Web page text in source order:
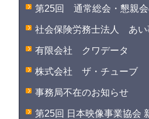
第25回 通常総会・懇親
社会保険労務士法人 あい
有限会社 クワデータ
株式会社 ザ・チューブ
事務局不在のお知らせ
第25回 日本映像事業協会